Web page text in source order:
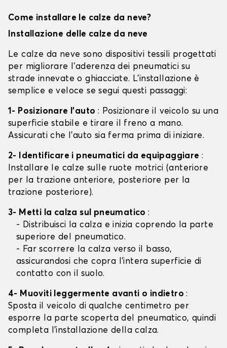
Come installare le calze da neve?
Installazione delle calze da neve
Le calze da neve sono dispositivi tessili progettati
per migliorare l'aderenza dei pneumatici su
strade innevate o ghiacciate. L'installazione è
semplice e veloce se segui questi passaggi:
1- Posizionare l'auto : Posizionare il veicolo su una
superficie stabile e tirare il freno a mano.
Assicurati che l'auto sia ferma prima di iniziare.
2- Identificare i pneumatici da equipaggiare :
Installare le calze sulle ruote motrici (anteriore
per la trazione anteriore, posteriore per la
trazione posteriore).
3- Metti la calza sul pneumatico:
- Distribuisci la calza e inizia coprendo la parte
superiore del pneumatico.
- Far scorrere la calza verso il basso,
assicurandosi che copra l'intera superficie di
contatto con il suolo.
4- Muoviti leggermente avanti o indietro:
Sposta il veicolo di qualche centimetro per
esporre la parte scoperta del pneumatico, quindi
completa l'installazione della calza.